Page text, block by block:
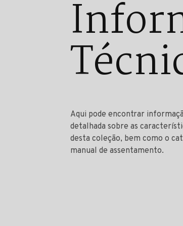
Aqui pode encontrar
detalhada sobre as
desta coleção, bem como o
manual de assentamento.